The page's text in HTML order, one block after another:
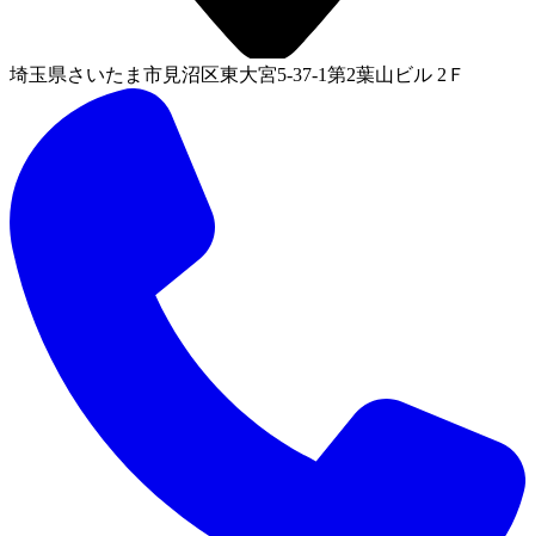
埼玉県さいたま市見沼区東大宮5-37-1第2葉山ビル 2Ｆ